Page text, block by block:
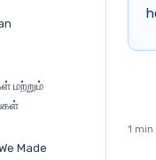
மற்றும்
Made
1 min